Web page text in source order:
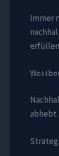
Immer